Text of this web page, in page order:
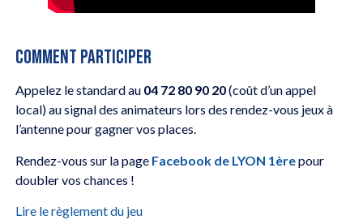
COMMENT PARTICIPER
Appelez le standard au 04 72 80 90 20(coût d’un appel
local) au signal des animateurs lors des rendez-vous jeux à
l’antenne pour gagner vos places.
Rendez-vous sur la page Facebook de LYON 1èrepour
doubler vos chances !
Lire le règlement du jeu